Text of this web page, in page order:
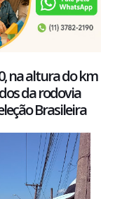
na altura do km
da rodovia
Brasileira